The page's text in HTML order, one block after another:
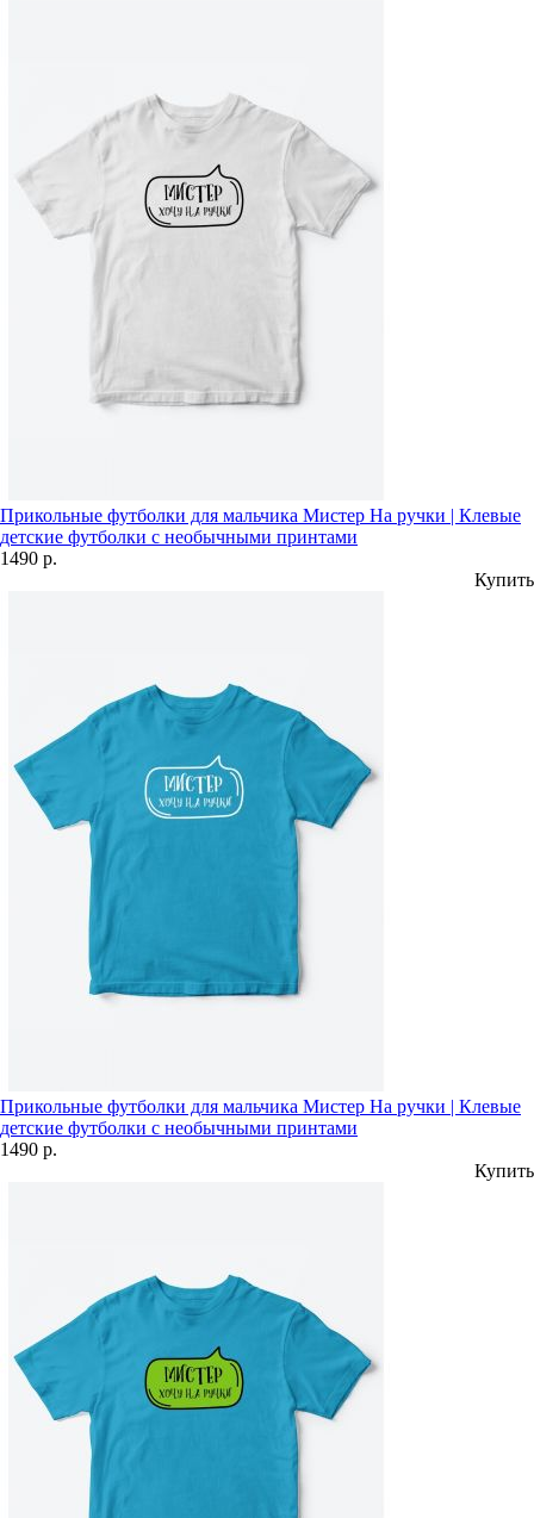
Прикольные футболки для мальчика Мистер На ручки | Клевые
детские футболки с необычными принтами
1490 р.
Купить
Прикольные футболки для мальчика Мистер На ручки | Клевые
детские футболки с необычными принтами
1490 р.
Купить